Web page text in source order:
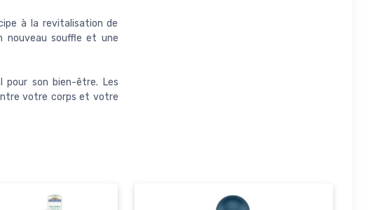
à la revitalisation de
nouveau souffle et une
pour son bien-être. Les
votre corps et votre